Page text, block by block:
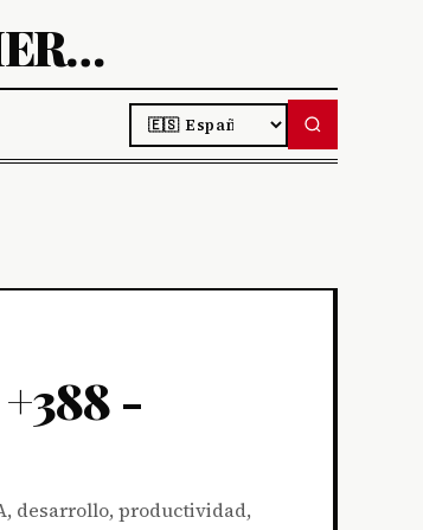
AIBIT-DESCUBRE PROYECTOS DE CÓDIGO ABIERTO
LANGUAGE
-
desarrollo, productividad,